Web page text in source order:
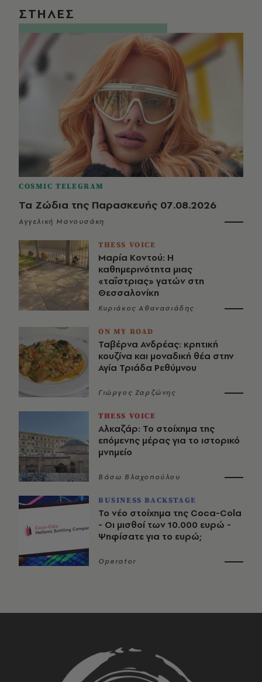
ΣΤΗΛΕΣ
COSMIC TELEGRAM
Τα Ζώδια της Παρασκευής 07.08.2026
Αγγελική Μανουσάκη
THESS VOICE
Μαρία Κοντού: Η
καθημερινότητα μιας
«ταΐστριας» γατών στη
Θεσσαλονίκη
Κυριάκος Αθανασιάδης
ON MY ROAD
Ταβέρνα Ανδρέας: κρητική
κουζίνα και μοναδική θέα στην
Αγία Τριάδα Ρεθύμνου
Γιώργος Ζαρζώνης
THESS VOICE
Αλκαζάρ: Το στοίχημα της
επόμενης μέρας για το ιστορικό
μνημείο
Βάσω Βλαχοπούλου
BUSINESS BACKSTAGE
Το νέο στοίχημα της Coca-Cola
- Οι μισθοί των 10.000 ευρώ -
Ψηφίσατε για το ευρώ;
Operator